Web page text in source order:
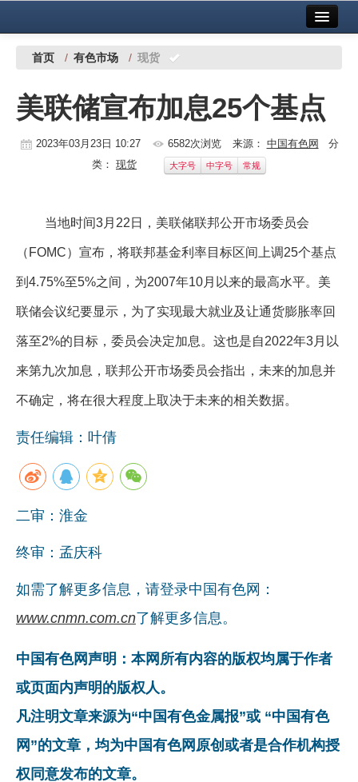
中国有色金属报社主办 广告服务
铜镍铅锌
铝
科技
镁钛
地矿 建设
党建工作
企业文化
行情报价
数字报
首页 / 有色市场 / 现货
美联储宣布加息25个基点
2023年03月23日 10:27 6582次浏览 来源： 中国有色网 分
类： 现货 大字号 中字号 常规
当地时间3月22日，美联储联邦公开市场委员会
（FOMC）宣布，将联邦基金利率目标区间上调25个基点
到4.75%至5%之间，为2007年10月以来的最高水平。美
联储会议纪要显示，为了实现最大就业及让通货膨胀率回
落至2%的目标，委员会决定加息。这也是自2022年3月以
来第九次加息，联邦公开市场委员会指出，未来的加息并
不确定，将在很大程度上取决于未来的相关数据。
责任编辑：叶倩
二审：淮金
终审：孟庆科
如需了解更多信息，请登录中国有色网：
www.cnmn.com.cn了解更多信息。
中国有色网声明：本网所有内容的版权均属于作者
或页面内声明的版权人。
凡注明文章来源为“中国有色金属报”或 “中国有色
网”的文章，均为中国有色网原创或者是合作机构授
权同意发布的文章。